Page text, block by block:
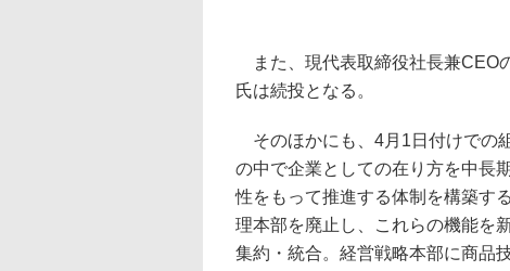
また、現代表取締役社長兼CEO
氏は続投となる。
そのほかにも、4月1日付けでの
の中で企業としての在り方を中長
性をもって推進する体制を構築す
理本部を廃止し、これらの機能を
集約・統合。経営戦略本部に商品